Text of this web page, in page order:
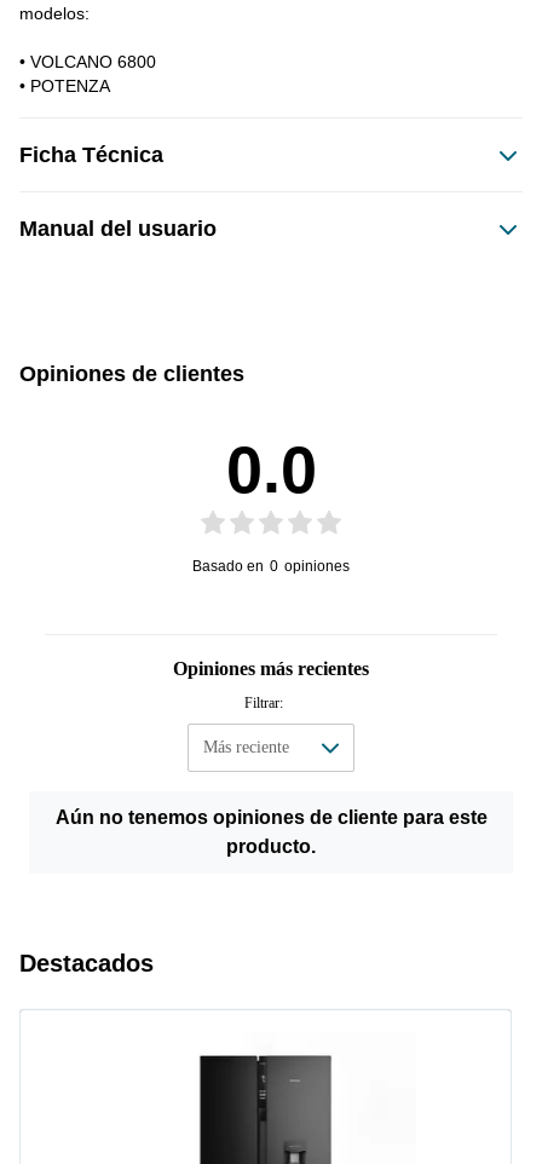
modelos:
• VOLCANO 6800
• POTENZA
Ficha Técnica
Manual del usuario
Opiniones de clientes
0.0
Basado en 0 opiniones
Opiniones más recientes
Filtrar:
Aún no tenemos opiniones de cliente para este
producto.
Destacados